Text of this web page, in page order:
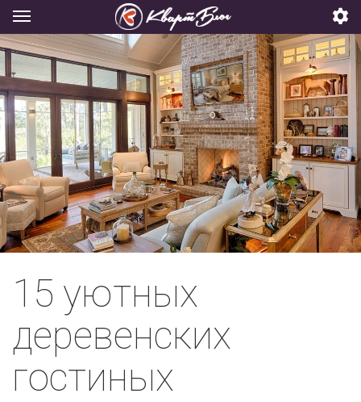
15 уютных
деревенских
гостиных